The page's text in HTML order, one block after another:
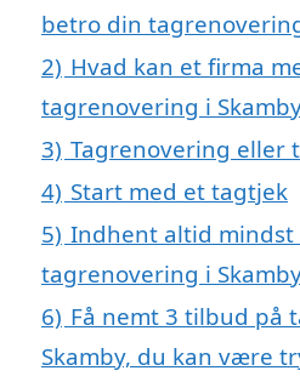
betro din
2) Hvad kan et firma
tagrenovering i
3) Tagrenovering eller
4) Start med et tagtjek
5) Indhent altid mindst
tagrenovering i
6) Få nemt 3 tilbud på
Skamby, du kan være